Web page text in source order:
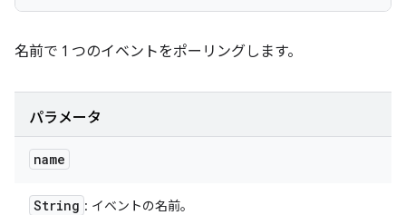
名前で 1 つのイベントをポーリングします。
パラメータ
name
String : イベントの名前。